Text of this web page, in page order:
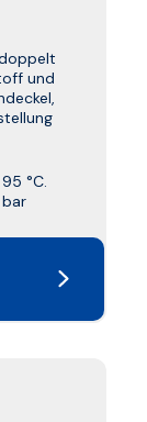
und
95 °C.
bar